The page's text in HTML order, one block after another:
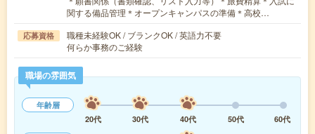
関する備品管理＊オープンキャンパスの準備＊高校…
応募資格
職種未経験OK / ブランクOK / 英語力不要
何らか事務のご経験
職場の雰囲気
年齢層
20代
30代 40代 50代
60代